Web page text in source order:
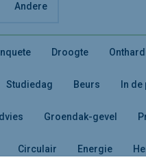
Andere
Droogte
Studiedag Beurs In
Groendak-gevel
Circulair Energie